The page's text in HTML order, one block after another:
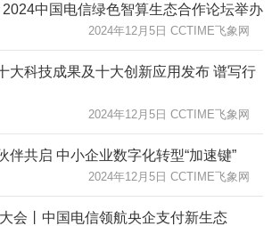
中国电信绿色智算生态合作论坛举办
2024年12月5日 CCTIME飞象网
大科技成果及十大创新应用发布 谱写行
2024年12月5日 CCTIME飞象网
伴共启 中小企业数字化转型“加速键”
2024年12月5日 CCTIME飞象网
会丨中国电信领航央企支付新生态